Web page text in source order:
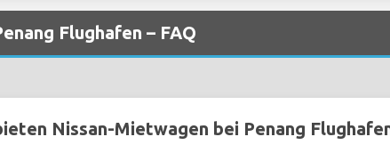
Flughafen – FAQ
Nissan-Mietwagen bei Penang